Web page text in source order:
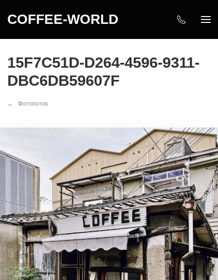
COFFEE-WORLD
15F7C51D-D264-4596-9311-
DBC6DB59607F
Фотопоток